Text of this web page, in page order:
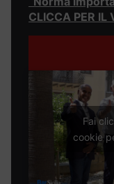
CLICCA PER IL
Fai
cookie